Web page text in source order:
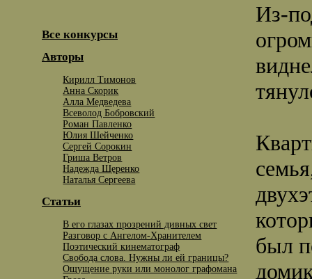
Все конкурсы
Авторы
Кирилл Тимонов
Анна Скорик
Алла Медведева
Всеволод Бобровский
Роман Павленко
Юлия Шейченко
Сергей Сорокин
Гриша Ветров
Надежда Щеренко
Наталья Сергеева
Статьи
В его глазах прозрений дивных свет
Разговор с Ангелом-Хранителем
Поэтический кинематограф
Свобода слова. Нужны ли ей границы?
Ощущение руки или монолог графомана
Из-
был